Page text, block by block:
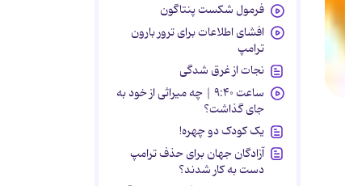
فرمول شکست پنتاگون
افشای اطلاعات برای ترور بارون
ترامپ
نجات از غرق شدگی
ساعت ۹:۴۰ | چه میراثی از خود به
جای گذاشت؟
یک کودک دو چهره!
آزادگان جهان برای حذف ترامپ
دست به کار شدند؟